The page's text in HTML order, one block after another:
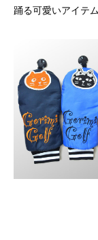
踊る可愛いアイテ